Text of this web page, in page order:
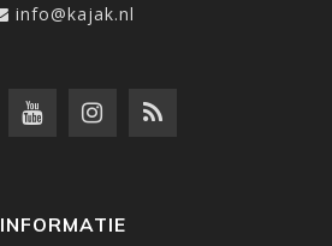
info@kajak.nl
INFORMATIE